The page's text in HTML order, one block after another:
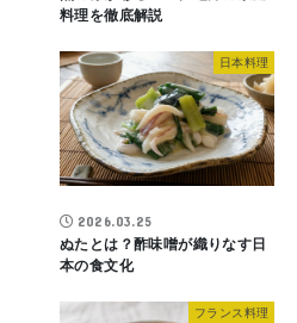
料理を徹底解説
日本料理
2026.03.25
ぬたとは？酢味噌が織りなす日
本の食文化
フランス料理